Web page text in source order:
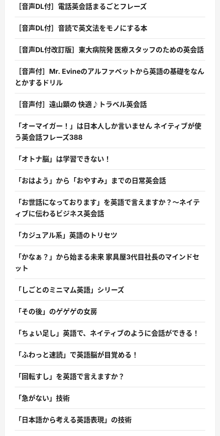
［音声DL付］電話英会話まるごとフレーズ
［音声DL付］音読で英文法をモノにする本
［音声DL付改訂版］東大病院発 医療スタッフのための英会話
［音声付］Mr. Evineのアルファベットから英語の基礎をなん
とかするドリル
［音声付］遠山顕の 快適♪トラベル英会話
「オーマイガー！」は日本人しか言いません ネイティブが使
う英会話フレーズ388
「オトナ脳」は学習できない！
「おはよう」から「おやすみ」までの日常英会話
「お世話になっております」を英語で言えますか？〜ネイテ
ィブに伝わるビジネス英会話
「カジュアル系」英語のトリセツ
「かなぁ？」から始まる未来 家具屋3代目社長のマインドセ
ット
「しごとのミニマム英語」シリーズ
「その後」のゲゲゲの女房
「ちょい足し」英語で、ネイティブのように会話ができる！
「ふわっと速読」で英語脳が目覚める！
「回転すし」を英語で言えますか？
「急がない」技術
「日本語から考える英語表現」の技術